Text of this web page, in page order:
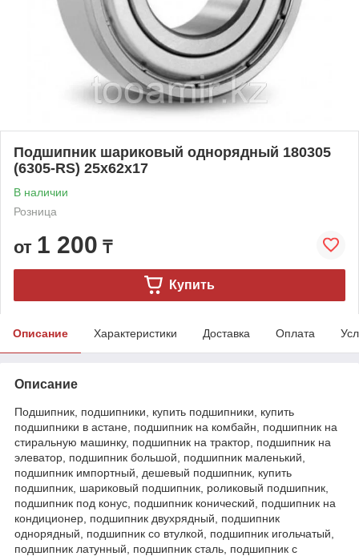
Подшипник шариковый однорядный 180305
(6305-RS) 25x62x17
В наличии
Розница
от 1 200 ₸
Купить
Описание Характеристики Доставка Оплата
Описание
Подшипник, подшипники, купить подшипники, купить
подшипники в астане, подшипник на комбайн, подшипник на
стиральную машинку, подшипник на трактор, подшипник на
элеватор, подшипник большой, подшипник маленький,
подшипник импортный, дешевый подшипник, купить
подшипник, шариковый подшипник, роликовый подшипник,
подшипник под конус, подшипник конический, подшипник на
кондиционер, подшипник двухрядный, подшипник
однорядный, подшипник со втулкой, подшипник игольчатый,
подшипник латунный, подшипник сталь, подшипник с